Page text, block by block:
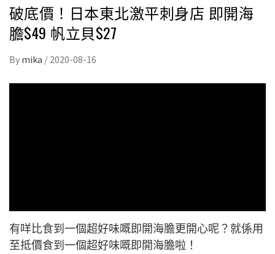
破底價！日本東北激平刺身店 即開海
膽$49 帆立貝$27
By mika / 2020-08-16
有咩比食到一個超好味嘅即開海膽更開心呢？就係用
至抵價食到一個超好味嘅即開海膽啦！